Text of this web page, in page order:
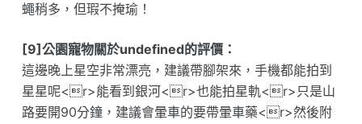
蠅稍多，但瑕不掩瑜！
[9]公園寵物關於undefined的評價：
這邊晚上星空非常漂亮，建議帶腳架來，手機都能拍到
星星呢<r>能看到銀河<r>也能拍星軌<r>只是山
路要開90分鐘，建議會暈車的要帶暈車藥<r>然後附